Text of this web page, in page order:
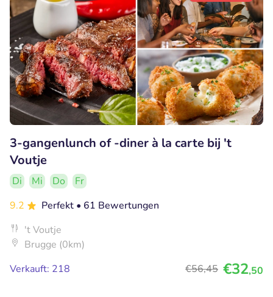
3-gangenlunch of -diner à la carte bij 't
Voutje
Di Mi Do
Fr
9.2
Perfekt • 61 Bewertungen
't Voutje
Brugge (0km)
Verkauft: 218
€56,45 €32,50